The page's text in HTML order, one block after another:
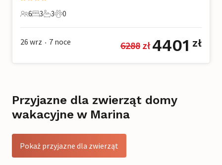
6 Goście
6
3 Sypialnie
3
3 Łazienki
3
0 Zwierzęta domowe
0
26 wrz • 7 noce 6288 zł 4401 zł
Przyjazne dla zwierząt domy
wakacyjne w Marina
Pokaż przyjazne dla zwierząt